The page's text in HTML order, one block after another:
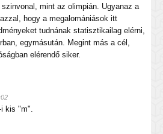
mint az olimpián. Ugyanaz a
hogy a megalomániások itt
tudnának statisztikailag elérni,
egymásután. Megint más a cél,
elérendő siker.
i kis "m".